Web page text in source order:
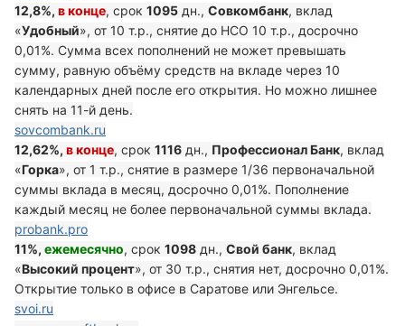
12,8%, в конце, срок 1095 дн., Совкомбанк, вклад
«Удобный», от 10 т.р., снятие до НСО 10 т.р., досрочно
0,01%. Сумма всех пополнений не может превышать
сумму, равную объёму средств на вкладе через 10
календарных дней после его открытия. Но можно лишнее
снять на 11-й день.
sovcombank.ru
12,62%, в конце, срок 1116 дн., Профессионал Банк, вклад
«Горка», от 1 т.р., снятие в размере 1/36 первоначальной
суммы вклада в месяц, досрочно 0,01%. Пополнение
каждый месяц не более первоначальной суммы вклада.
probank.pro
11%, ежемесячно, срок 1098 дн., Свой банк, вклад
«Высокий процент», от 30 т.р., снятия нет, досрочно 0,01%.
Открытие только в офисе в Саратове или Энгельсе.
svoi.ru